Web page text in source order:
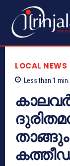
LOCAL NEWS
Less than 1 min.